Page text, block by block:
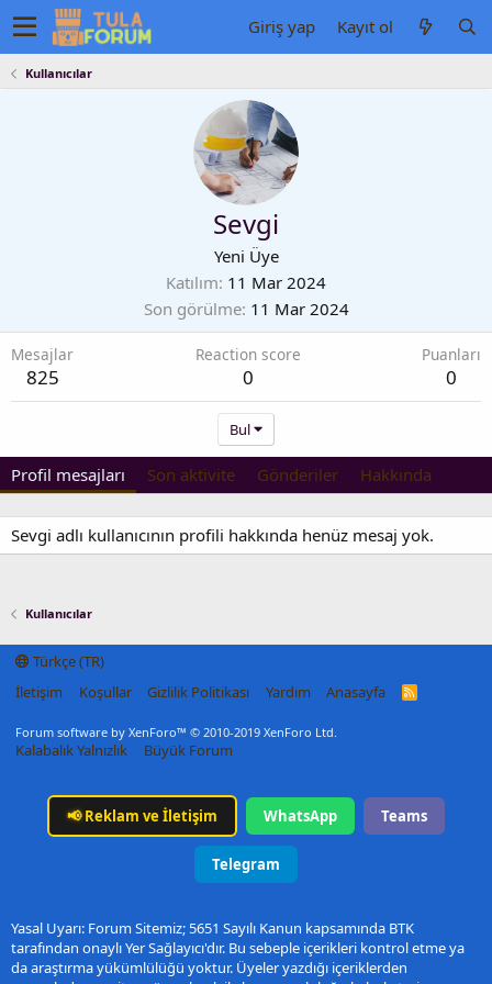
Giriş yap Kayıt ol
Kullanıcılar
Sevgi
Yeni Üye
Katılım 11 Mar 2024
Son görülme 11 Mar 2024
Mesajlar
825
Reaction score
0
Puanları
0
Bul
Profil mesajları Son aktivite Gönderiler Hakkında
Sevgi adlı kullanıcının profili hakkında henüz mesaj yok.
Kullanıcılar
Türkçe (TR)
İletişim
Koşullar Gizlilik Politikası Yardım Anasayfa
R
Forum software by XenForo™ © 2010-2019 XenForo Ltd.
Kalabalık Yalnızlık Büyük Forum
📢Reklam ve İletişim WhatsApp Teams
Telegram
Yasal Uyarı: Forum Sitemiz; 5651 Sayılı Kanun kapsamında BTK
tarafından onaylı Yer Sağlayıcı'dır. Bu sebeple içerikleri kontrol etme ya
da araştırma yükümlülüğü yoktur. Üyeler yazdığı içeriklerden